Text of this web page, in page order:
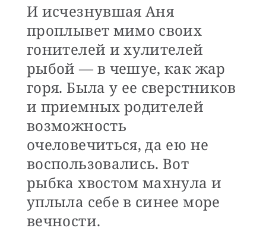
И исчезнувшая Аня
проплывет мимо своих
гонителей и хулителей
рыбой — в чешуе, как жар
горя. Была у ее сверстников
и приемных родителей
возможность
очеловечиться, да ею не
воспользовались. Вот
рыбка хвостом махнула и
уплыла себе в синее море
вечности.